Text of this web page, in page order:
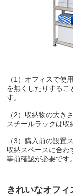
（1）オフィスで使
を無くしたりするこ
す。
（2）収納物の大き
スチールラックは収
（3）購入前の設置
収納スペースに合わ
事前確認が必要です。
きれいなオフ